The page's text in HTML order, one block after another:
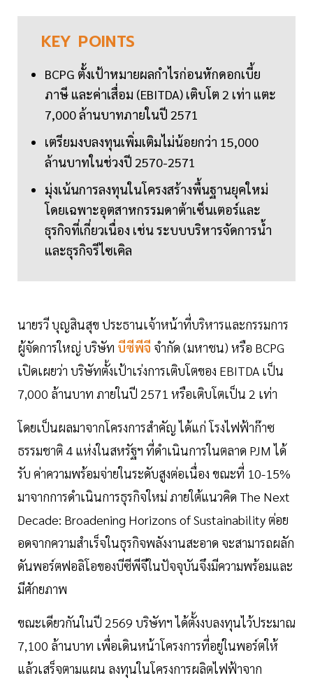
KEY POINTS
BCPG ตั้งเป้าหมายผลกำไรก่อนหักดอกเบี้ย
ภาษี และค่าเสื่อม (EBITDA) เติบโต 2 เท่า แตะ
7,000 ล้านบาทภายในปี 2571
เตรียมงบลงทุนเพิ่มเติมไม่น้อยกว่า 15,000
ล้านบาทในช่วงปี 2570-2571
มุ่งเน้นการลงทุนในโครงสร้างพื้นฐานยุคใหม่
โดยเฉพาะอุตสาหกรรมดาต้าเซ็นเตอร์และ
ธุรกิจที่เกี่ยวเนื่อง เช่น ระบบบริหารจัดการน้ำ
และธุรกิจรีไซเคิล
นายรวี บุญสินสุข ประธานเจ้าหน้าที่บริหารและกรรมการ
ผู้จัดการใหญ่ บริษัท บีซีพีจี จำกัด (มหาชน) หรือ BCPG
เปิดเผยว่า บริษัทตั้งเป้าเร่งการเติบโตของ EBITDA เป็น
7,000 ล้านบาท ภายในปี 2571 หรือเติบโตเป็น 2 เท่า
โดยเป็นผลมาจากโครงการสำคัญ ได้แก่ โรงไฟฟ้าก๊าซ
ธรรมชาติ 4 แห่งในสหรัฐฯ ที่ดำเนินการในตลาด PJM ได้
รับ ค่าความพร้อมจ่ายในระดับสูงต่อเนื่อง ขณะที่ 10-15%
มาจากการดำเนินการธุรกิจใหม่ ภายใต้แนวคิด The Next
Decade: Broadening Horizons of Sustainability ต่อย
อดจากความสำเร็จในธุรกิจพลังงานสะอาด จะสามารถผลัก
ดันพอร์ตฟอลิโอของบีซีพีจีในปัจจุบันจึงมีความพร้อมและ
มีศักยภาพ
ขณะเดียวกันในปี 2569 บริษัทฯ ได้ตั้งงบลงทุนไว้ประมาณ
7,100 ล้านบาท เพื่อเดินหน้าโครงการที่อยู่ในพอร์ตให้
แล้วเสร็จตามแผน ลงทุนในโครงการผลิตไฟฟ้าจาก